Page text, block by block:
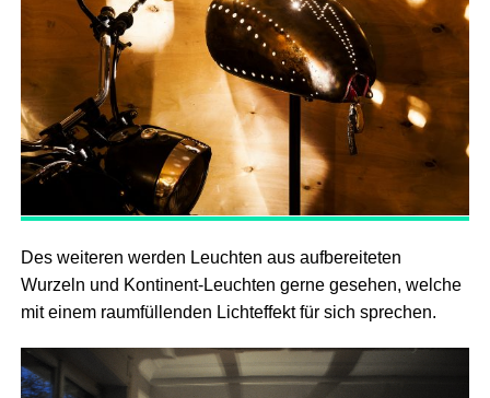
Des weiteren werden Leuchten aus aufbereiteten
Wurzeln und Kontinent-Leuchten gerne gesehen, welche
mit einem raumfüllenden Lichteffekt für sich sprechen.